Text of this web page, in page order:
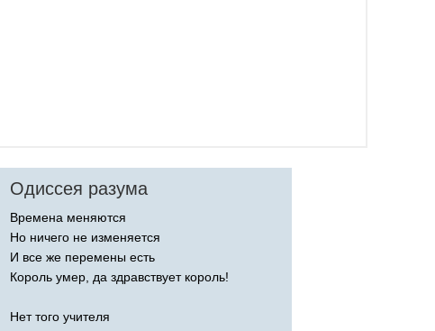
Одиссея разума
Времена меняются
Но ничего не изменяется
И все же перемены есть
Король умер, да здравствует король!
Нет того учителя